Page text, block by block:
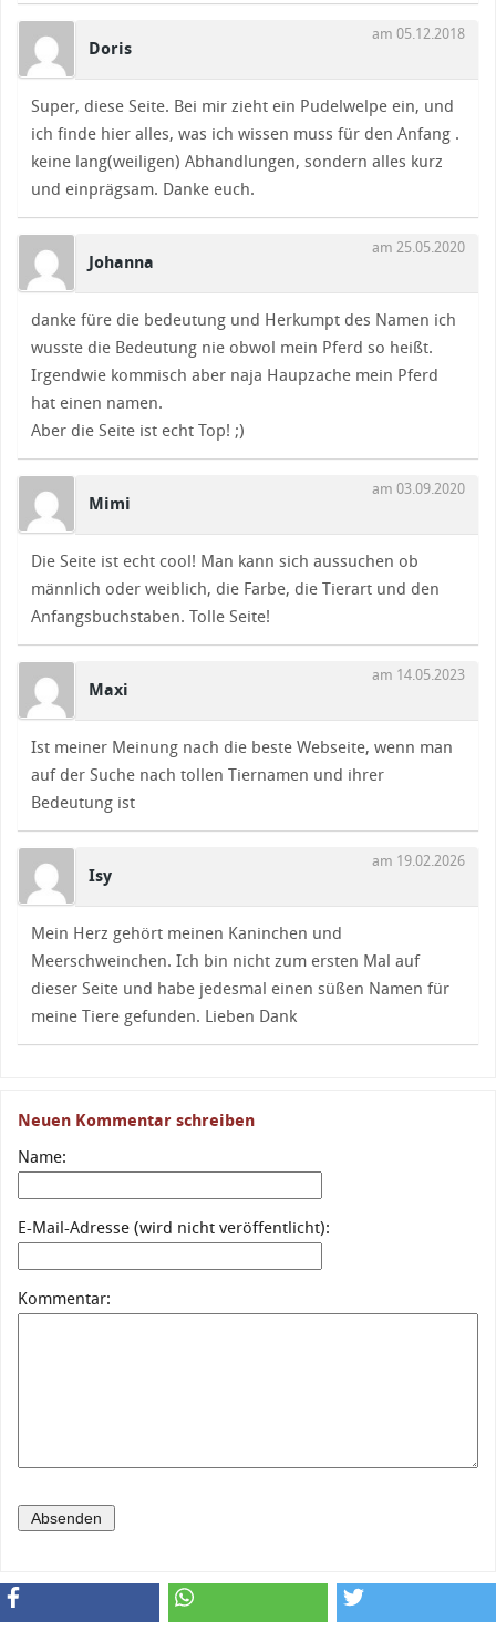
Doris
am 05.12.2018
Super, diese Seite. Bei mir zieht ein Pudelwelpe ein, und
ich finde hier alles, was ich wissen muss für den Anfang .
keine lang(weiligen) Abhandlungen, sondern alles kurz
und einprägsam. Danke euch.
Johanna
am 25.05.2020
danke füre die bedeutung und Herkumpt des Namen ich
wusste die Bedeutung nie obwol mein Pferd so heißt.
Irgendwie kommisch aber naja Haupzache mein Pferd
hat einen namen.
Aber die Seite ist echt Top! ;)
Mimi
am 03.09.2020
Die Seite ist echt cool! Man kann sich aussuchen ob
männlich oder weiblich, die Farbe, die Tierart und den
Anfangsbuchstaben. Tolle Seite!
Maxi
am 14.05.2023
Ist meiner Meinung nach die beste Webseite, wenn man
auf der Suche nach tollen Tiernamen und ihrer
Bedeutung ist
Isy
am 19.02.2026
Mein Herz gehört meinen Kaninchen und
Meerschweinchen. Ich bin nicht zum ersten Mal auf
dieser Seite und habe jedesmal einen süßen Namen für
meine Tiere gefunden. Lieben Dank
Neuen Kommentar schreiben
Name:
E-Mail-Adresse (wird nicht veröffentlicht):
Kommentar: